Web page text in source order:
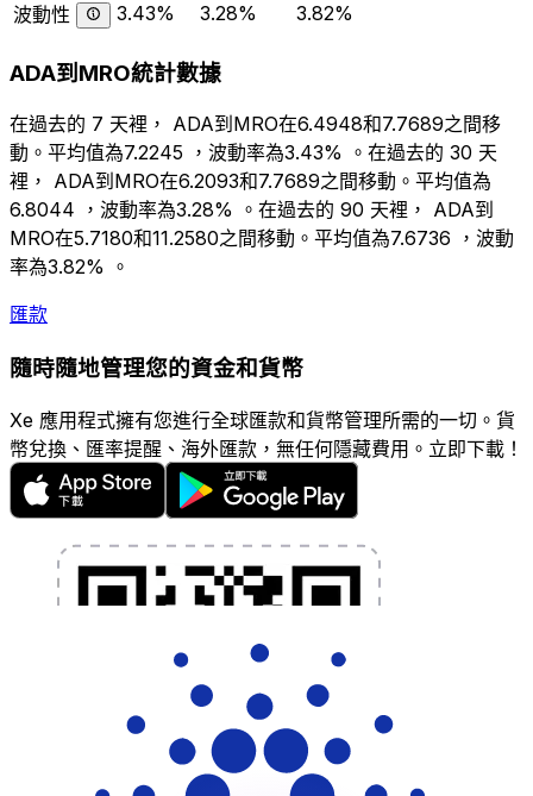
波動性
3.43% 3.28% 3.82%
ADA到MRO統計數據
在過去的 7 天裡， ADA到MRO在6.4948和7.7689之間移
動。平均值為7.2245 ，波動率為3.43% 。在過去的 30 天
裡， ADA到MRO在6.2093和7.7689之間移動。平均值為
6.8044 ，波動率為3.28% 。在過去的 90 天裡， ADA到
MRO在5.7180和11.2580之間移動。平均值為7.6736 ，波動
率為3.82% 。
匯款
隨時隨地管理您的資金和貨幣
Xe 應用程式擁有您進行全球匯款和貨幣管理所需的一切。貨
幣兌換、匯率提醒、海外匯款，無任何隱藏費用。立即下載！